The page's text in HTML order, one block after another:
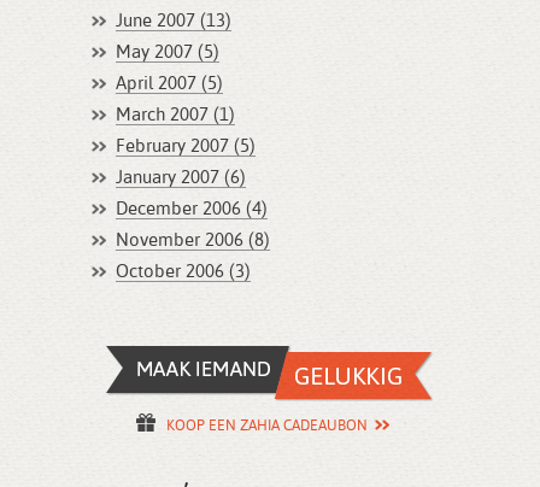
June 2007 (13)
May 2007 (5)
April 2007 (5)
March 2007 (1)
February 2007 (5)
January 2007 (6)
December 2006 (4)
November 2006 (8)
October 2006 (3)
KOOP EEN ZAHIA CADEAUBON